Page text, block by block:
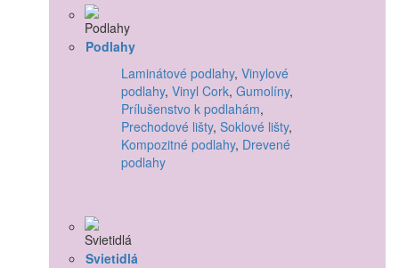
Podlahy
Laminátové podlahy, Vinylové
podlahy, Vinyl Cork, Gumolíny,
Prílušenstvo k podlahám,
Prechodové lišty, Soklové lišty,
Kompozitné podlahy, Drevené
podlahy
Svietidlá